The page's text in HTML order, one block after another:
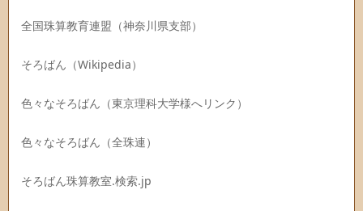
全国珠算教育連盟（神奈川県支部）
そろばん（Wikipedia）
色々なそろばん（東京理科大学様へリンク）
色々なそろばん（全珠連）
そろばん珠算教室.検索.jp